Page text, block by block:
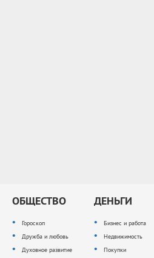
ОБЩЕСТВО
Гороскоп
Дружба и любовь
Духовное развитие
ДЕНЬГИ
Бизнес и работа
Недвижимость
Покупки